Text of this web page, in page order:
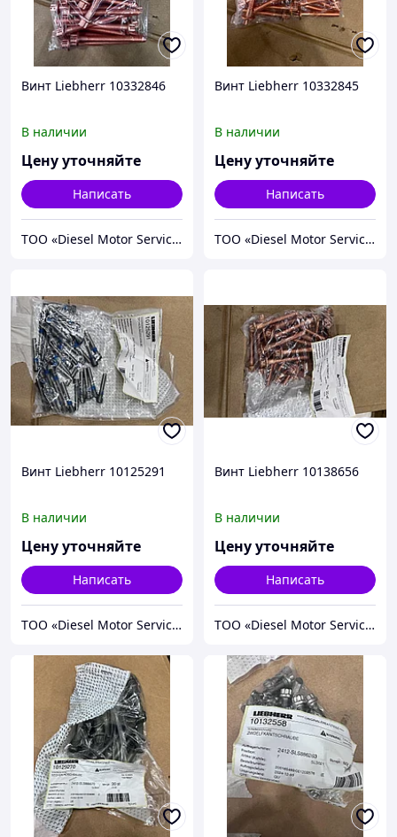
Винт Liebherr 10332846
В наличии
Цену уточняйте
Написать
TOO «Diesel Motor Service»
Винт Liebherr 10332845
В наличии
Цену уточняйте
Написать
TOO «Diesel Motor Service»
Винт Liebherr 10125291
В наличии
Цену уточняйте
Написать
TOO «Diesel Motor Service»
Винт Liebherr 10138656
В наличии
Цену уточняйте
Написать
TOO «Diesel Motor Service»